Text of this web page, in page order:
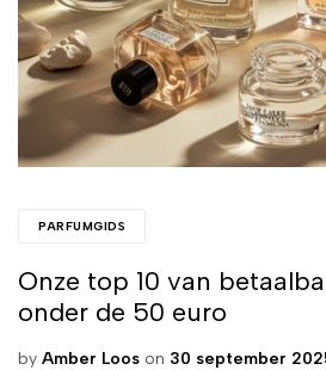
PARFUMGIDS
Onze top 10 van
onder de 50 euro
by Amber Loos on 30 september